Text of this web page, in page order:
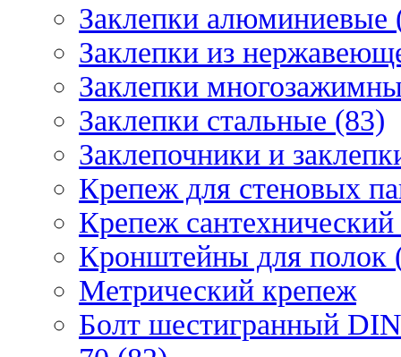
Заклепки алюминиевые
Заклепки из
Заклепки
Заклепки стальные (83)
Заклепочники и
Крепеж для стеновых
Крепеж
Кронштейны для полок
Метрический крепеж
Болт шестигранный